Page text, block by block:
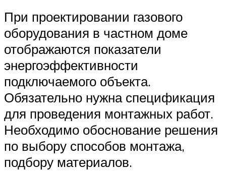
При проектировании газового
оборудования в частном доме
отображаются показатели
энергоэффективности
подключаемого объекта.
Обязательно нужна спецификация
для проведения монтажных работ.
Необходимо обоснование решения
по выбору способов монтажа,
подбору материалов.